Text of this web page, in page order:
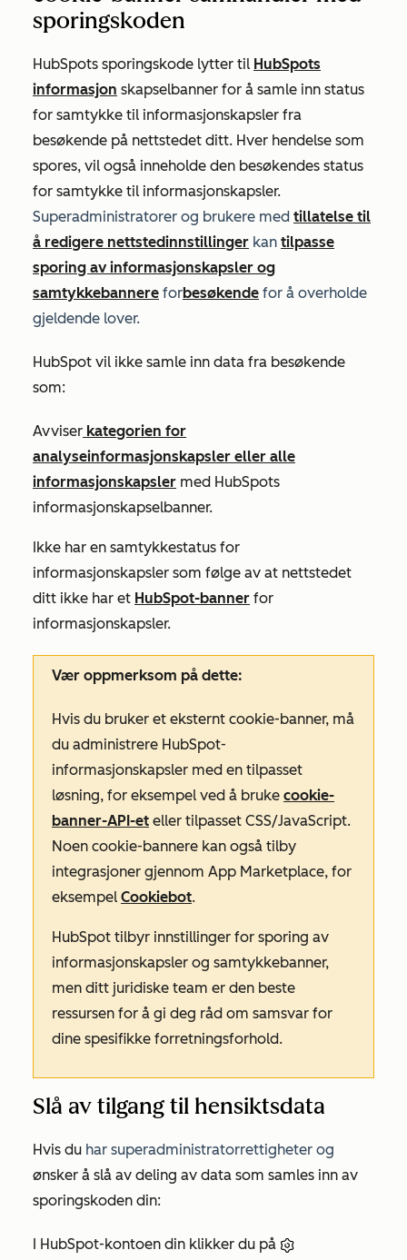
sporingskoden
HubSpots sporingskode lytter til HubSpots
informasjon skapselbanner for å samle inn status
for samtykke til informasjonskapsler fra
besøkende på nettstedet ditt. Hver hendelse som
spores, vil også inneholde den besøkendes status
for samtykke til informasjonskapsler.
Superadministratorer og brukere med tillatelse til
å redigere nettstedinnstillinger kan tilpasse
sporing av informasjonskapsler og
samtykkebannere forbesøkende for å overholde
gjeldende lover.
HubSpot vil ikke samle inn data fra besøkende
som:
Avviser kategorien for
analyseinformasjonskapsler eller alle
informasjonskapsler med HubSpots
informasjonskapselbanner.
Ikke har en samtykkestatus for
informasjonskapsler som følge av at nettstedet
ditt ikke har et HubSpot-banner for
informasjonskapsler.
Vær oppmerksom på dette:
Hvis du bruker et eksternt cookie-banner, må
du administrere HubSpot-
informasjonskapsler med en tilpasset
løsning, for eksempel ved å bruke cookie-
banner-API-et eller tilpasset CSS/JavaScript.
Noen cookie-bannere kan også tilby
integrasjoner gjennom App Marketplace, for
eksempel Cookiebot.
HubSpot tilbyr innstillinger for sporing av
informasjonskapsler og samtykkebanner,
men ditt juridiske team er den beste
ressursen for å gi deg råd om samsvar for
dine spesifikke forretningsforhold.
Slå av tilgang til hensiktsdata
Hvis du har superadministratorrettigheter og
ønsker å slå av deling av data som samles inn av
sporingskoden din:
I HubSpot-kontoen din klikker du på